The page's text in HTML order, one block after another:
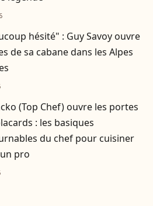
hésité" : Guy Savoy ouvre
de sa cabane dans les Alpes
(Top Chef) ouvre les portes
: les basiques
du chef pour cuisiner
pro